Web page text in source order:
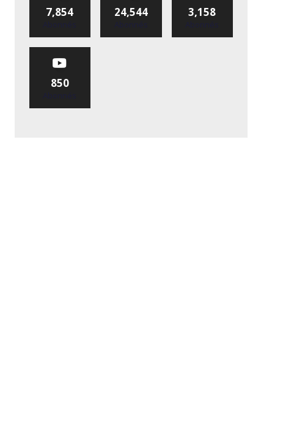
7,854
Abonnés
24,544
Abonnés
3,158
Abonnés
850
Abonnés